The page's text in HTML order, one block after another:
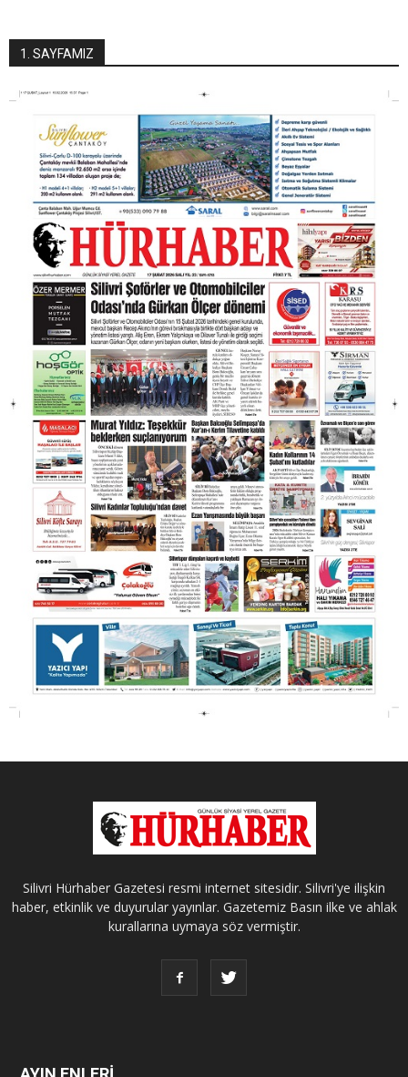
1. SAYFAMIZ
Silivri Hürhaber Gazetesi resmi internet sitesidir. Silivri'ye ilişkin
haber, etkinlik ve duyurular yayınlar. Gazetemiz Basın ilke ve ahlak
kurallarına uymaya söz vermiştir.